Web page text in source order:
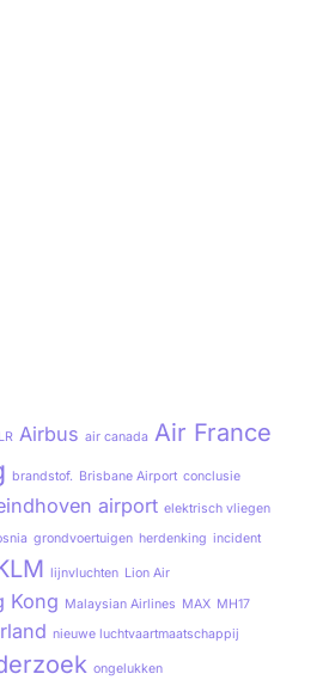
Airbus air canada Air France
brandstof. Brisbane Airport conclusie
airport elektrisch vliegen
grondvoertuigen herdenking incident
lijnvluchten Lion Air
Kong Malaysian Airlines MAX MH17
nieuwe luchtvaartmaatschappij
ongelukken